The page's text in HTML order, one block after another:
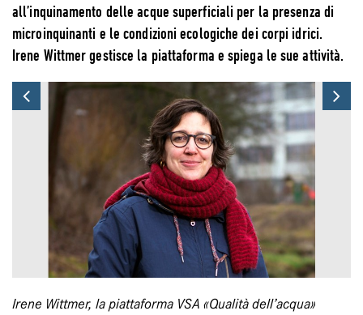
all’inquinamento delle acque superficiali per la presenza di
microinquinanti e le condizioni ecologiche dei corpi idrici.
Irene Wittmer gestisce la piattaforma e spiega le sue attività.
Previous
Irene Wittmer, la piattaforma VSA «Qualità dell’acqua»